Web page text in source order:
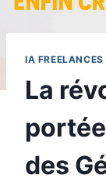
IA FREELANCES
La
des